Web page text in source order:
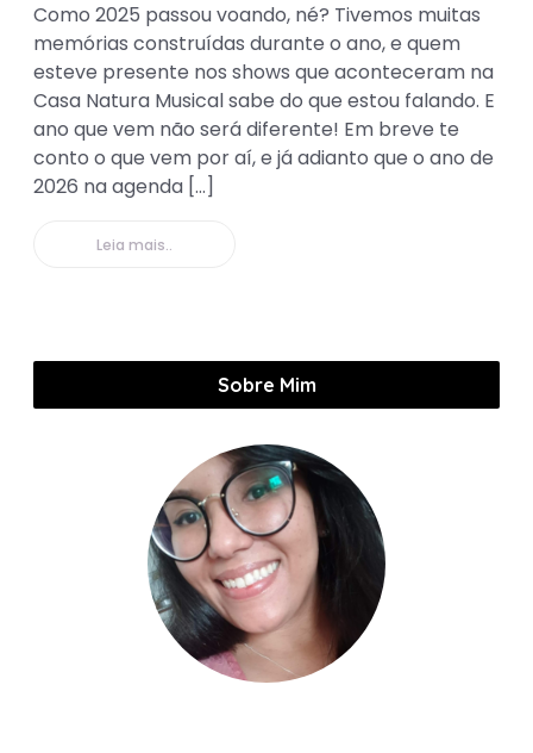
Como 2025 passou voando, né? Tivemos muitas
memórias construídas durante o ano, e quem
esteve presente nos shows que aconteceram na
Casa Natura Musical sabe do que estou falando. E
ano que vem não será diferente! Em breve te
conto o que vem por aí, e já adianto que o ano de
2026 na agenda […]
Leia mais..
Sobre Mim